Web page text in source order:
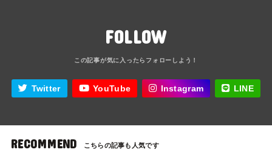
FOLLOW
Twitter YouTube Instagram LINE
RECOMMEND